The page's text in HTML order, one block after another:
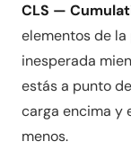
CLS —
elementos de la
inesperada
estás a punto
carga encima y
menos.